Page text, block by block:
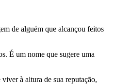
de alguém que alcançou feitos
É um nome que sugere uma
à altura de sua reputação,